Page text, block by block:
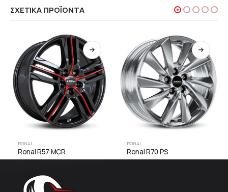
ΣΧΕΤΙΚΆ ΠΡΟΪΌΝΤΑ
RONAL
Ronal R57 MCR
RONAL
Ronal R70 PS